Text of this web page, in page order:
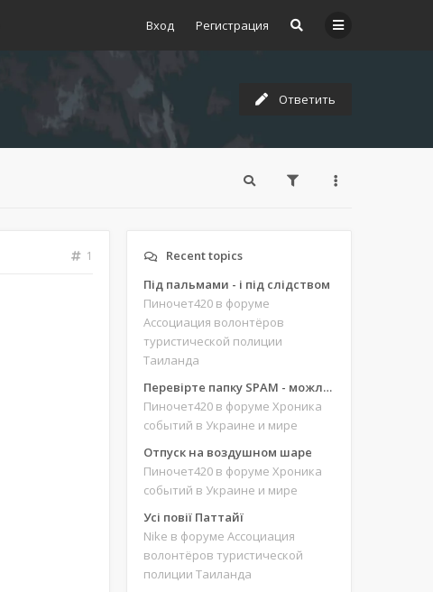
Вход Регистрация
Ответить
1
Recent topics
Під пальмами - і під слідством
Пиночет420 в форуме
Ассоциация волонтёров
туристической полиции
Таиланда
Перевірте папку SPAM - можливо, ви щось пропустили
Пиночет420 в форуме Хроника
событий в Украине и мире
Отпуск на воздушном шаре
Пиночет420 в форуме Хроника
событий в Украине и мире
Усі повії Паттайї
Nike в форуме Ассоциация
волонтёров туристической
полиции Таиланда